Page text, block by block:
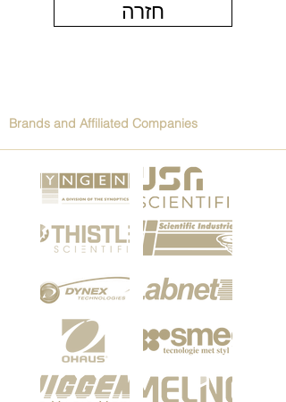
חזרה
Brands and Affiliated Companies